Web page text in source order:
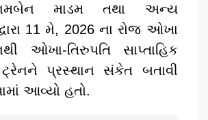
માડમ તથા અન્ય
11 મે, 2026 ના રોજ ઓખા
ઓખા-તિરુપતિ સાપ્તાહિક
પ્રસ્થાન સંકેત બતાવી
આવ્યો હતો.